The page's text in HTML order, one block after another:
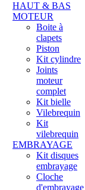
HAUT & BAS
MOTEUR
Boite à
clapets
Piston
Kit cylindre
Joints
moteur
complet
Kit bielle
Vilebrequin
Kit
vilebrequin
EMBRAYAGE
Kit disques
embrayage
Cloche
d'embrayage